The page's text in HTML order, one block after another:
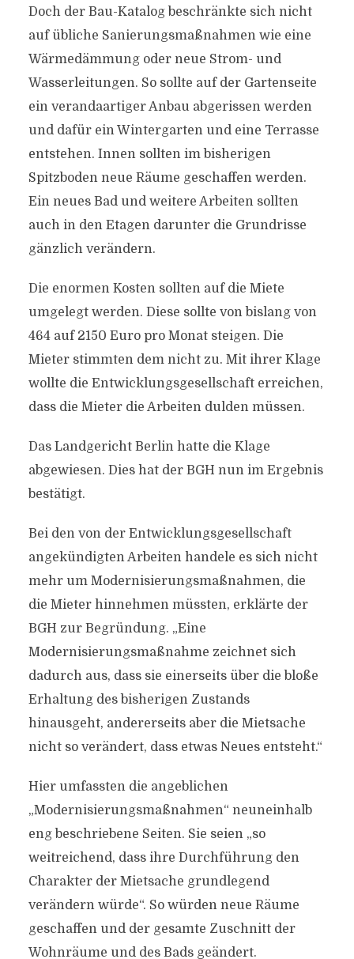
Doch der Bau-Katalog beschränkte sich nicht
auf übliche Sanierungsmaßnahmen wie eine
Wärmedämmung oder neue Strom- und
Wasserleitungen. So sollte auf der Gartenseite
ein verandaartiger Anbau abgerissen werden
und dafür ein Wintergarten und eine Terrasse
entstehen. Innen sollten im bisherigen
Spitzboden neue Räume geschaffen werden.
Ein neues Bad und weitere Arbeiten sollten
auch in den Etagen darunter die Grundrisse
gänzlich verändern.
Die enormen Kosten sollten auf die Miete
umgelegt werden. Diese sollte von bislang von
464 auf 2150 Euro pro Monat steigen. Die
Mieter stimmten dem nicht zu. Mit ihrer Klage
wollte die Entwicklungsgesellschaft erreichen,
dass die Mieter die Arbeiten dulden müssen.
Das Landgericht Berlin hatte die Klage
abgewiesen. Dies hat der BGH nun im Ergebnis
bestätigt.
Bei den von der Entwicklungsgesellschaft
angekündigten Arbeiten handele es sich nicht
mehr um Modernisierungsmaßnahmen, die
die Mieter hinnehmen müssten, erklärte der
BGH zur Begründung. „Eine
Modernisierungsmaßnahme zeichnet sich
dadurch aus, dass sie einerseits über die bloße
Erhaltung des bisherigen Zustands
hinausgeht, andererseits aber die Mietsache
nicht so verändert, dass etwas Neues entsteht.“
Hier umfassten die angeblichen
„Modernisierungsmaßnahmen“ neuneinhalb
eng beschriebene Seiten. Sie seien „so
weitreichend, dass ihre Durchführung den
Charakter der Mietsache grundlegend
verändern würde“. So würden neue Räume
geschaffen und der gesamte Zuschnitt der
Wohnräume und des Bads geändert.